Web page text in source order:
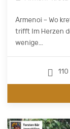
Αrmenoi – Wo
trifft Im Herzen
wenige...
110